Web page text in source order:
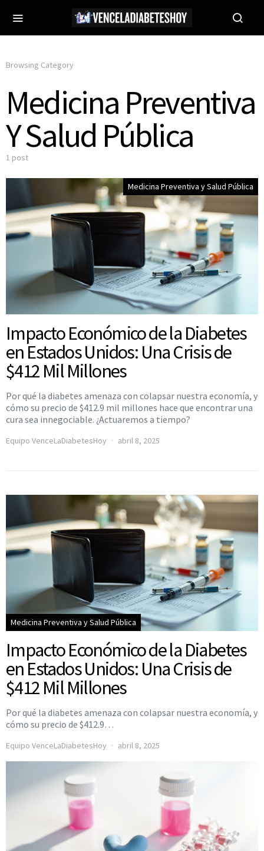
Browsing Category
Medicina Preventiva
Y Salud Pública
1 post
Medicina Preventiva y Salud Pública
Impacto Económico de la Diabetes
en Estados Unidos: Una Crisis de
$412 Mil Millones
Por qué la diabetes amenaza con colapsar nuestra economía, y
cómo su precio de $412.9 mil millones hace que encontrar una
cura sea innegociable. ¿Actuaremos a tiempo?
Equipo VenceLaDiabetesHoy abril 8, 2025
Medicina Preventiva y Salud Pública
Impacto Económico de la Diabetes
en Estados Unidos: Una Crisis de
$412 Mil Millones
Por qué la diabetes amenaza con colapsar nuestra economía, y
cómo su precio de $412.9…
Equipo VenceLaDiabetesHoy abril 8, 2025